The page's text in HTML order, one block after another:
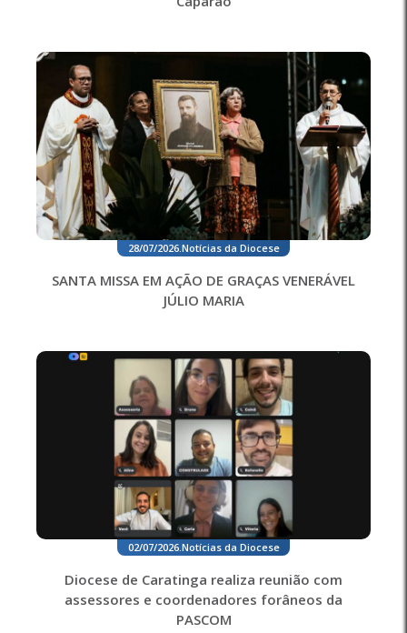
28/07/2026. Notícias da Diocese
SANTA MISSA EM AÇÃO DE GRAÇAS VENERÁVEL
JÚLIO MARIA
02/07/2026. Notícias da Diocese
Diocese de Caratinga realiza reunião com
assessores e coordenadores forâneos da
PASCOM